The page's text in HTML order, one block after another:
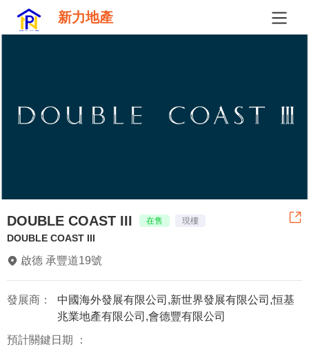
新力地產
DOUBLE COAST III 在售 現樓
DOUBLE COAST III
啟德 承豐道19號
預計關鍵日期 ：
發展商：
中國海外發展有限公司,新世界發展有限公司,恒基
兆業地產有限公司,會德豐有限公司